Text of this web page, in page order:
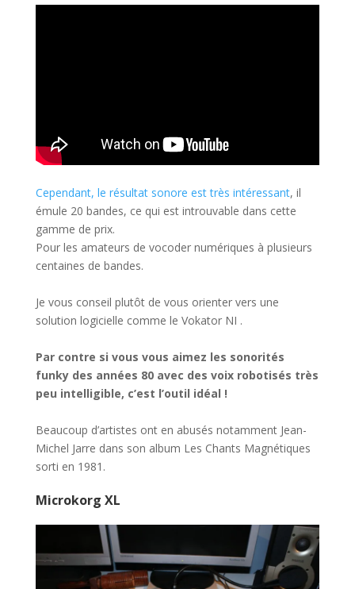
Cependant, le résultat sonore est très intéressant, il
émule 20 bandes, ce qui est introuvable dans cette
gamme de prix.
Pour les amateurs de vocoder numériques à plusieurs
centaines de bandes.
Je vous conseil plutôt de vous orienter vers une
solution logicielle comme le Vokator NI .
Par contre si vous vous aimez les sonorités
funky des années 80 avec des voix robotisés très
peu intelligible, c’est l’outil idéal !
Beaucoup d’artistes ont en abusés notamment Jean-
Michel Jarre dans son album Les Chants Magnétiques
sorti en 1981.
Microkorg XL